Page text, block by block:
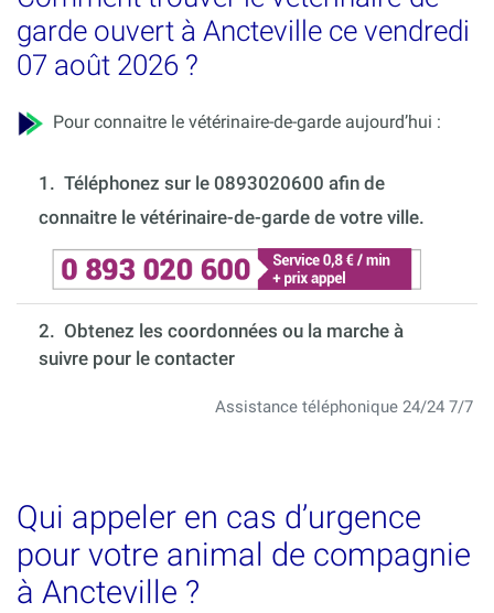
garde ouvert à Ancteville ce vendredi
07 août 2026 ?
Pour connaitre le vétérinaire-de-garde aujourd’hui :
1. Téléphonez sur le 0893020600 afin de
connaitre le vétérinaire-de-garde de votre ville.
2. Obtenez les coordonnées ou la marche à
suivre pour le contacter
Assistance téléphonique 24/24 7/7
Qui appeler en cas d’urgence
pour votre animal de compagnie
à Ancteville ?